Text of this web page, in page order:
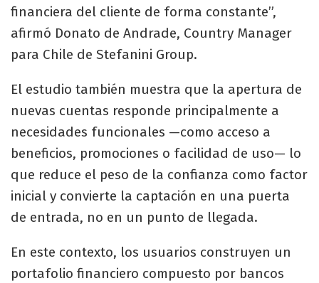
financiera del cliente de forma constante”,
afirmó Donato de Andrade, Country Manager
para Chile de Stefanini Group.
El estudio también muestra que la apertura de
nuevas cuentas responde principalmente a
necesidades funcionales —como acceso a
beneficios, promociones o facilidad de uso— lo
que reduce el peso de la confianza como factor
inicial y convierte la captación en una puerta
de entrada, no en un punto de llegada.
En este contexto, los usuarios construyen un
portafolio financiero compuesto por bancos